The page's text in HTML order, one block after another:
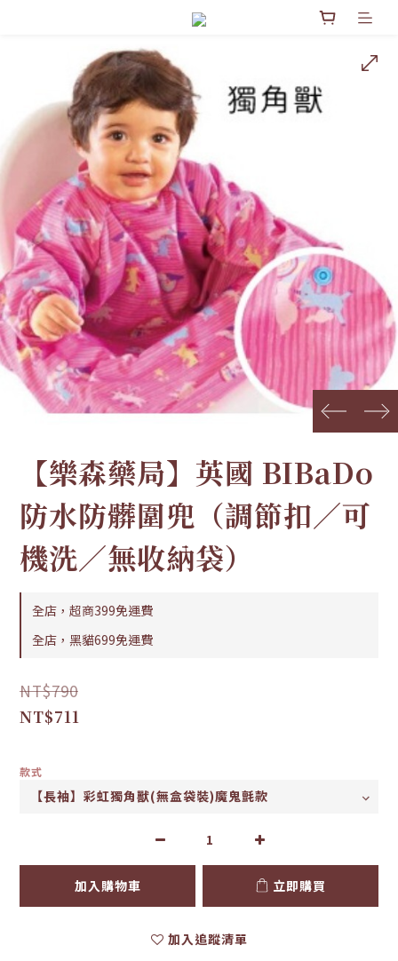
prev next
【樂森藥局】英國 BIBaDo
防水防髒圍兜（調節扣／可
機洗／無收納袋）
全店，超商399免運費
全店，黑貓699免運費
NT$790
NT$711
款式
加入購物車 立即購買
加入追蹤清單